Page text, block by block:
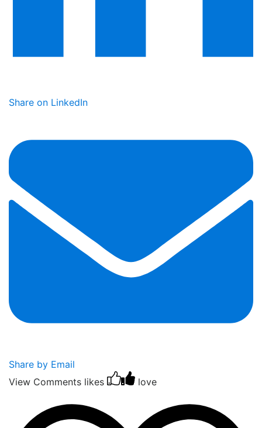
Share on LinkedIn
Share by Email
View Comments likes love